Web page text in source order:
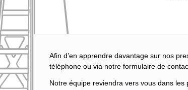
Afin d’en apprendre davantage sur nos
téléphone ou via notre formulaire de
Notre équipe reviendra vers vous dans